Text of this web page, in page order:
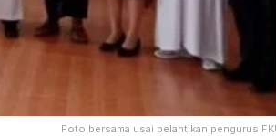
Foto bersama usai pelantikan pengurus